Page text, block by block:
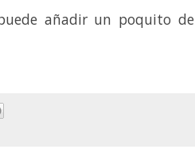
añadir un poquito de